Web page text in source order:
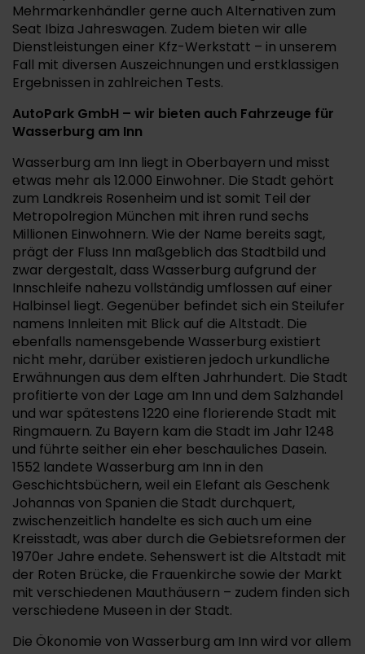
Mehrmarkenhändler gerne auch Alternativen zum
Seat Ibiza Jahreswagen. Zudem bieten wir alle
Dienstleistungen einer Kfz-Werkstatt – in unserem
Fall mit diversen Auszeichnungen und erstklassigen
Ergebnissen in zahlreichen Tests.
AutoPark GmbH – wir bieten auch Fahrzeuge für
Wasserburg am Inn
Wasserburg am Inn liegt in Oberbayern und misst
etwas mehr als 12.000 Einwohner. Die Stadt gehört
zum Landkreis Rosenheim und ist somit Teil der
Metropolregion München mit ihren rund sechs
Millionen Einwohnern. Wie der Name bereits sagt,
prägt der Fluss Inn maßgeblich das Stadtbild und
zwar dergestalt, dass Wasserburg aufgrund der
Innschleife nahezu vollständig umflossen auf einer
Halbinsel liegt. Gegenüber befindet sich ein Steilufer
namens Innleiten mit Blick auf die Altstadt. Die
ebenfalls namensgebende Wasserburg existiert
nicht mehr, darüber existieren jedoch urkundliche
Erwähnungen aus dem elften Jahrhundert. Die Stadt
profitierte von der Lage am Inn und dem Salzhandel
und war spätestens 1220 eine florierende Stadt mit
Ringmauern. Zu Bayern kam die Stadt im Jahr 1248
und führte seither ein eher beschauliches Dasein.
1552 landete Wasserburg am Inn in den
Geschichtsbüchern, weil ein Elefant als Geschenk
Johannas von Spanien die Stadt durchquert,
zwischenzeitlich handelte es sich auch um eine
Kreisstadt, was aber durch die Gebietsreformen der
1970er Jahre endete. Sehenswert ist die Altstadt mit
der Roten Brücke, die Frauenkirche sowie der Markt
mit verschiedenen Mauthäusern – zudem finden sich
verschiedene Museen in der Stadt.
Die Ökonomie von Wasserburg am Inn wird vor allem